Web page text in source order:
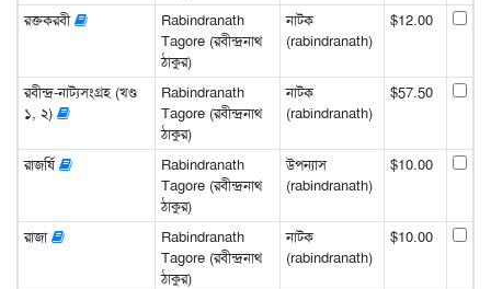
রক্তকরবী
Rabindranath
Tagore (রবীন্দ্রনাথ
ঠাকুর)
নাটক
(rabindranath)
$12.00
রবীন্দ্র-নাট্যসংগ্রহ (খণ্ড
১, ২)
Rabindranath
Tagore (রবীন্দ্রনাথ
ঠাকুর)
নাটক
(rabindranath)
$57.50
রাজর্ষি
Rabindranath
Tagore (রবীন্দ্রনাথ
ঠাকুর)
উপন্যাস
(rabindranath)
$10.00
রাজা
Rabindranath
Tagore (রবীন্দ্রনাথ
ঠাকুর)
নাটক
(rabindranath)
$10.00